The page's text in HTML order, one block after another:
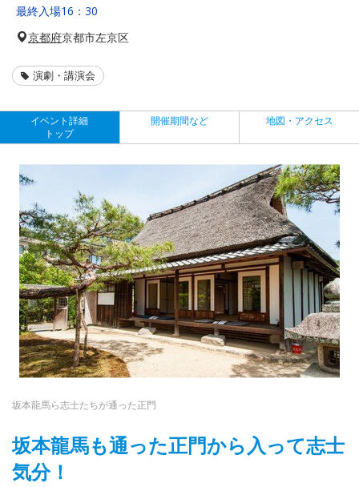
最終入場16：30
京都府京都市左京区
演劇・講演会
イベント詳細
トップ
開催期間など 地図・アクセス
坂本龍馬ら志士たちが通った正門
坂本龍馬も通った正門から入って志士
気分！